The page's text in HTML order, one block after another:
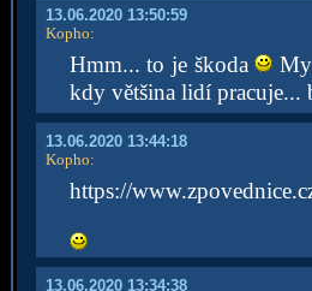
13.06.2020 13:50:59
Kopho:
Hmm... to je škoda
kdy většina lidí pracuje...
13.06.2020 13:44:18
Kopho:
https://
13.06.2020 13:34:38